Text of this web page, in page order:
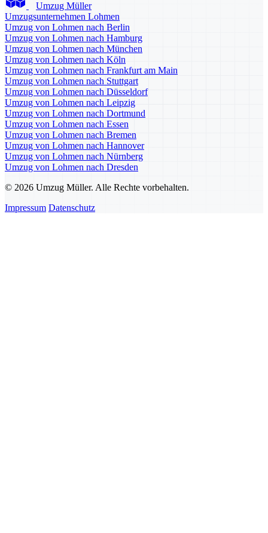
Umzug Müller
Umzugsunternehmen Lohmen
Umzug von Lohmen nach Berlin
Umzug von Lohmen nach Hamburg
Umzug von Lohmen nach München
Umzug von Lohmen nach Köln
Umzug von Lohmen nach Frankfurt am Main
Umzug von Lohmen nach Stuttgart
Umzug von Lohmen nach Düsseldorf
Umzug von Lohmen nach Leipzig
Umzug von Lohmen nach Dortmund
Umzug von Lohmen nach Essen
Umzug von Lohmen nach Bremen
Umzug von Lohmen nach Hannover
Umzug von Lohmen nach Nürnberg
Umzug von Lohmen nach Dresden
© 2026 Umzug Müller. Alle Rechte vorbehalten.
Impressum Datenschutz